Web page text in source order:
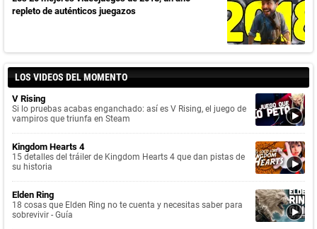
repleto de auténticos juegazos
LOS VIDEOS DEL MOMENTO
V Rising
Si lo pruebas acabas enganchado: así es V Rising, el juego de
vampiros que triunfa en Steam
Kingdom Hearts 4
15 detalles del tráiler de Kingdom Hearts 4 que dan pistas de
su historia
Elden Ring
18 cosas que Elden Ring no te cuenta y necesitas saber para
sobrevivir - Guía